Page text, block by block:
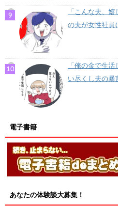
「こんな夫、
の夫が女性社員
「俺の金で生
い尽くし夫の暴
電子書籍
あなたの体験談大募集！